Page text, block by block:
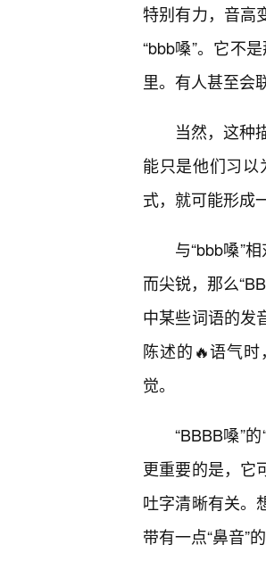
特别有力，音高
“bbb嗓”。它不
里。有人甚至会
当然，这种
能只是他们习
式，就可能形成
与“bbb嗓”
而尖锐，那么
中某些词语的发
陈述的🔥语气
觉。
“BBBB嗓”
更重要的是，它
吐字清晰有关。
带有一点“鼻音”